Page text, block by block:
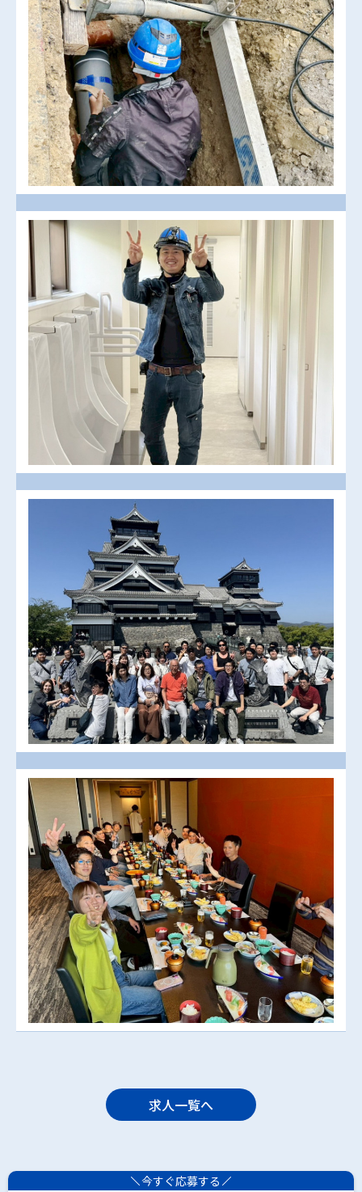
今すぐ応募する
求人一覧へ